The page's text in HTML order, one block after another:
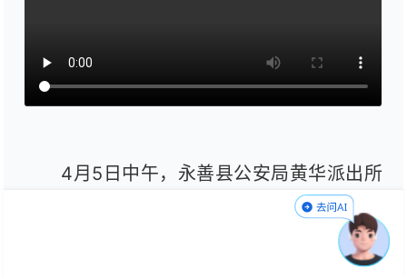
4月5日中午，永善县公安局黄华派出所
接到辖区一老人报警，称自己15岁的孙子离
家出走了，希望派出所帮忙寻找。接警后，
民警和辅警立即兵分多路开展工作，最终发